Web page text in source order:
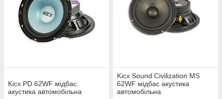
Kicx PD 62WF мідбас
акустика автомобільна
Kicx Sound Civilization MS
62WF мідбас акустика
автомобільна